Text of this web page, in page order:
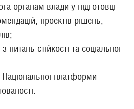
органам влади у підготовці
проектів рішень,
питань стійкості та соціальної
Національної платформи